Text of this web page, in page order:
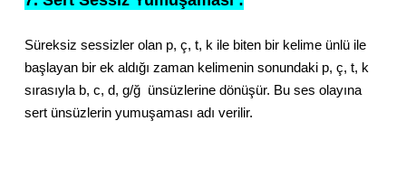
Süreksiz sessizler olan p, ç, t, k ile biten bir kelime ünlü ile
başlayan bir ek aldığı zaman kelimenin sonundaki p, ç, t, k
sırasıyla b, c, d, g/ğ ünsüzlerine dönüşür. Bu ses olayına
sert ünsüzlerin yumuşaması adı verilir.